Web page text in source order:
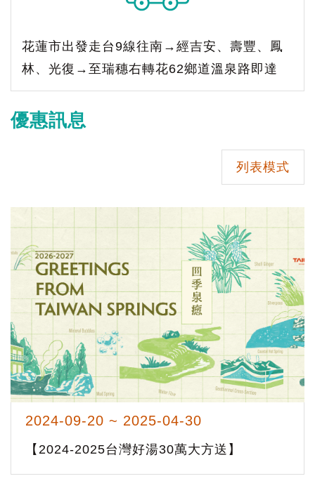
花蓮市出發走台9線往南→經吉安、壽豐、鳳
林、光復→至瑞穗右轉花62鄉道溫泉路即達
優惠訊息
列表模式
2024-09-20 ~ 2025-04-30
【2024-2025台灣好湯30萬大方送】